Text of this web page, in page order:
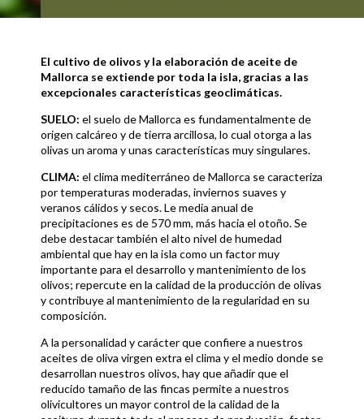
El cultivo de olivos y la elaboración de aceite de
Mallorca se extiende por toda la isla, gracias a las
excepcionales características geoclimáticas.
SUELO: el suelo de Mallorca es fundamentalmente de
origen calcáreo y de tierra arcillosa, lo cual otorga a las
olivas un aroma y unas características muy singulares.
CLIMA: el clima mediterráneo de Mallorca se caracteriza
por temperaturas moderadas, inviernos suaves y
veranos cálidos y secos. Le media anual de
precipitaciones es de 570 mm, más hacia el otoño. Se
debe destacar también el alto nivel de humedad
ambiental que hay en la isla como un factor muy
importante para el desarrollo y mantenimiento de los
olivos; repercute en la calidad de la producción de olivas
y contribuye al mantenimiento de la regularidad en su
composición.
A la personalidad y carácter que confiere a nuestros
aceites de oliva virgen extra el clima y el medio donde se
desarrollan nuestros olivos, hay que añadir que el
reducido tamaño de las fincas permite a nuestros
olivicultores un mayor control de la calidad de la